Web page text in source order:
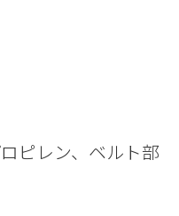
ピレン、ベルト部